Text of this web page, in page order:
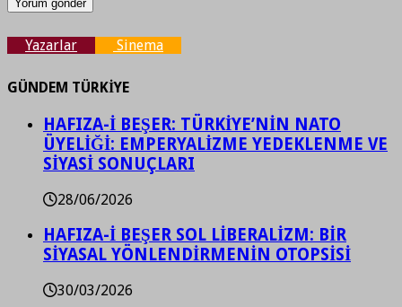
Yazarlar Sinema
GÜNDEM TÜRKİYE
HAFIZA-İ BEŞER: TÜRKİYE’NİN NATO
ÜYELİĞİ: EMPERYALİZME YEDEKLENME VE
SİYASİ SONUÇLARI
28/06/2026
HAFIZA-İ BEŞER SOL LİBERALİZM: BİR
SİYASAL YÖNLENDİRMENİN OTOPSİSİ
30/03/2026